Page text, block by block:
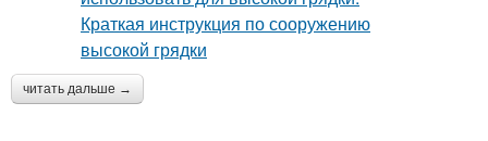
читать дальше →